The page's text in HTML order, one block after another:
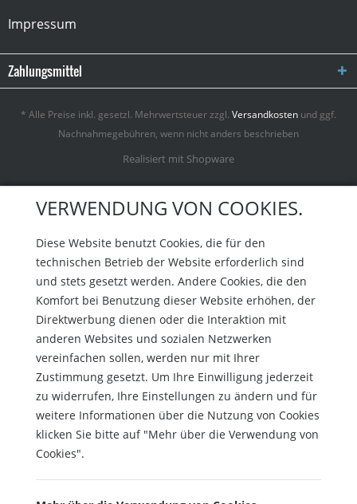
Impressum
Zahlungsmittel
* Alle Preise inkl. gesetzl. Mehrwertsteuer zzgl. Versandkosten und ggf.
Nachnahmegebühren, wenn nicht anders beschrieben
Realisiert mit Shopware
VERWENDUNG VON COOKIES.
Diese Website benutzt Cookies, die für den
technischen Betrieb der Website erforderlich sind
und stets gesetzt werden. Andere Cookies, die den
Komfort bei Benutzung dieser Website erhöhen, der
Direktwerbung dienen oder die Interaktion mit
anderen Websites und sozialen Netzwerken
vereinfachen sollen, werden nur mit Ihrer
Zustimmung gesetzt. Um Ihre Einwilligung jederzeit
zu widerrufen, Ihre Einstellungen zu ändern und für
weitere Informationen über die Nutzung von Cookies
klicken Sie bitte auf "Mehr über die Verwendung von
Cookies".